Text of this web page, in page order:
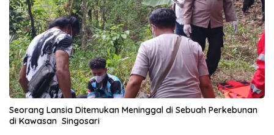
Seorang Lansia Ditemukan Meninggal di Sebuah Perkebunan
di Kawasan Singosari